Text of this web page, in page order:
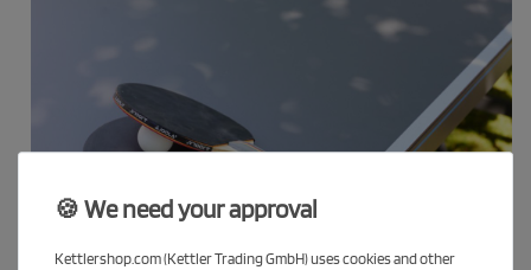
🍪 We need your approval
Kettlershop.com (Kettler Trading GmbH) uses cookies and other